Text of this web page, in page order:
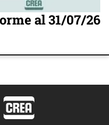
al 31/07/26